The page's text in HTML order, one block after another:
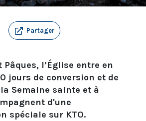
Partager
l’Église entre en
jours de conversion et de
Semaine sainte et à
d'une
spéciale sur KTO.